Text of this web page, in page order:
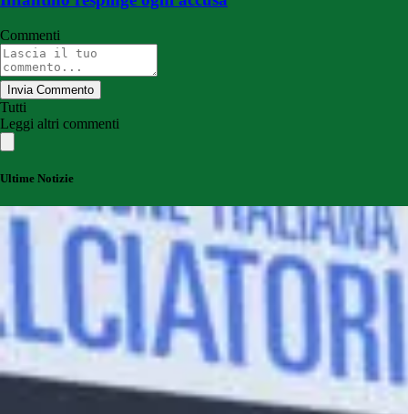
Commenti
Invia Commento
Tutti
Leggi altri commenti
Ultime Notizie